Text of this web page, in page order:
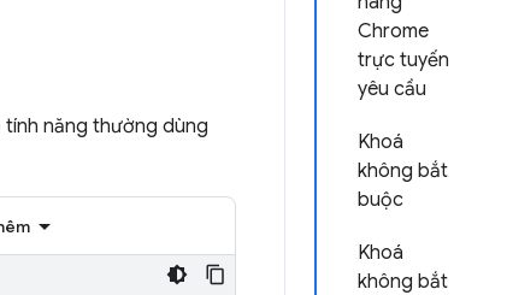
Chrome
trực tuyến
yêu cầu
Khoá
không bắt
buộc
Khoá
không bắt
tính năng thường dùng